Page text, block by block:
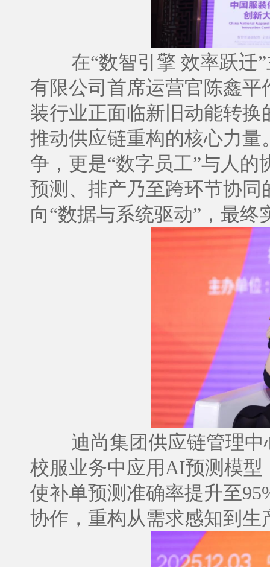
在“数智引擎 效率跃迁
有限公司首席运营官陈鑫
装行业正面临新旧动能转
推动供应链重构的核心力
争，更是“数字员工”与人
预测、排产乃至跨环节协同
向“数据与系统驱动”，最
迪尚集团供应链管理
校服业务中应用AI预测模
使补单预测准确率提升至
协作，重构从需求感知到生